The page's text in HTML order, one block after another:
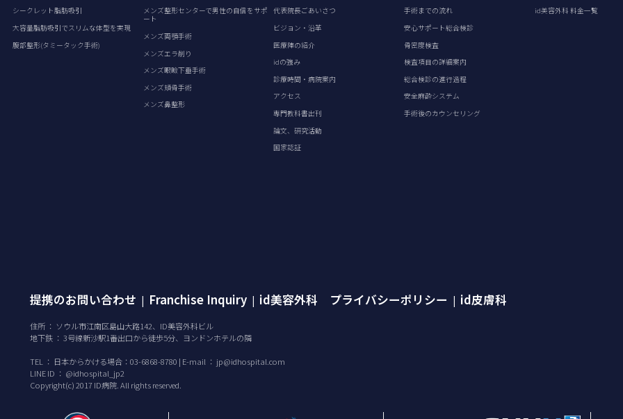
シークレット脂肪吸引
大容量脂肪吸引でスリムな体型を実現
腹部整形(タミータック手術)
メンズ整形センターで男性の自信をサポ
ート
メンズ両顎手術
メンズエラ削り
メンズ眼瞼下垂手術
メンズ頬骨手術
メンズ鼻整形
代表院長ごあいさつ
ビジョン・沿革
医療陣の紹介
idの強み
診療時間・病院案内
アクセス
専門教科書出刊
論文、研究活動
国家認証
手術までの流れ
安心サポート総合検診
骨密度検査
検査項目の詳細案内
総合検診の進行過程
安全麻酔システム
手術後のカウンセリング
id美容外科 料金一覧
提携のお問い合わせ | Franchise Inquiry | id美容外科 プライバシーポリシー | id皮膚科
住所 ： ソウル市江南区島山大路142、ID美容外科ビル
地下鉄 ： 3号線新沙駅1番出口から徒歩5分、ヨンドンホテルの隣
TEL ： 日本からかける場合：03-6868-8780 | E-mail ： jp@idhospital.com
LINE ID ： @idhospital_jp2
Copyright(c) 2017 ID病院. All rights reserved.